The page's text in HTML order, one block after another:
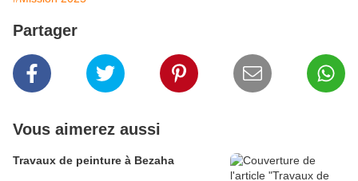
Partager
Vous aimerez aussi
Travaux de peinture à Bezaha